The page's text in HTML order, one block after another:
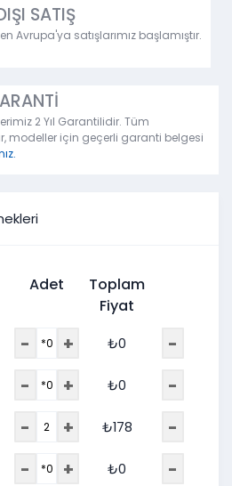
SATIŞ
Avrupa'ya satışlarımız başlamıştır.
2 Yıl Garantilidir. Tüm
modeller için geçerli garanti belgesi
Adet
Toplam
Fiyat
- + ₺0 -
- + ₺0 -
- + ₺178 -
- + ₺0 -